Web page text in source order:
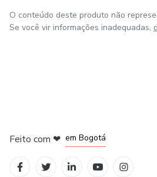
-LINHAS DE TENDÊNCIA (LTA E
O conteúdo deste produto não
Se você vir informações inadequadas,
Feito com ❤ em Bogotá